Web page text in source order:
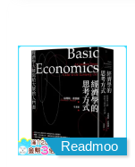
Readmoo